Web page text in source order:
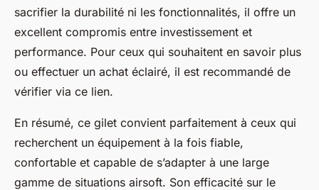
sacrifier la durabilité ni les fonctionnalités, il offre un
excellent compromis entre investissement et
performance. Pour ceux qui souhaitent en savoir plus
ou effectuer un achat éclairé, il est recommandé de
vérifier via ce lien.
En résumé, ce gilet convient parfaitement à ceux qui
recherchent un équipement à la fois fiable,
confortable et capable de s’adapter à une large
gamme de situations airsoft. Son efficacité sur le